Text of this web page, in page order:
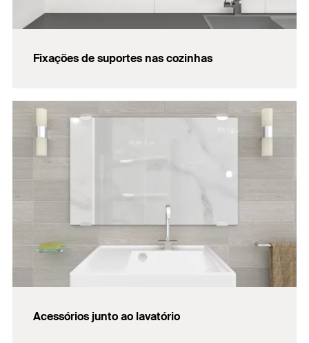
Fixações de suportes nas cozinhas
Acessórios junto ao lavatório